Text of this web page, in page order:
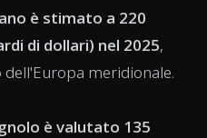
è stimato a 220
di dollari) nel 2025,
meridionale.
è valutato 135